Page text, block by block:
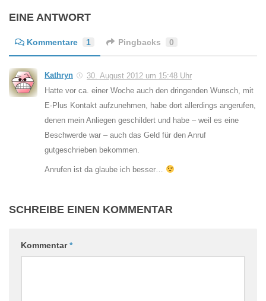
EINE ANTWORT
Kommentare 1 Pingbacks 0
Kathryn
30. August 2012 um 15:48 Uhr
Hatte vor ca. einer Woche auch den dringenden Wunsch, mit
E-Plus Kontakt aufzunehmen, habe dort allerdings angerufen,
denen mein Anliegen geschildert und habe – weil es eine
Beschwerde war – auch das Geld für den Anruf
gutgeschrieben bekommen.
Anrufen ist da glaube ich besser…
SCHREIBE EINEN KOMMENTAR
Kommentar*